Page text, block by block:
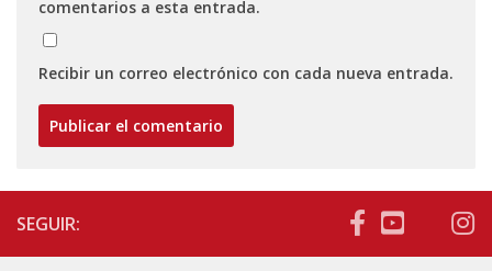
comentarios a esta entrada.
Recibir un correo electrónico con cada nueva entrada.
SEGUIR: